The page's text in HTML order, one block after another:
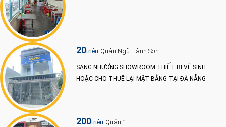
20triệu Quận Ngũ Hành Sơn
SANG NHƯỢNG SHOWROOM THIẾT BỊ VỆ SINH
HOẶC CHO THUÊ LẠI MẶT BẰNG TẠI ĐÀ NẴNG
200triệu Quận 1